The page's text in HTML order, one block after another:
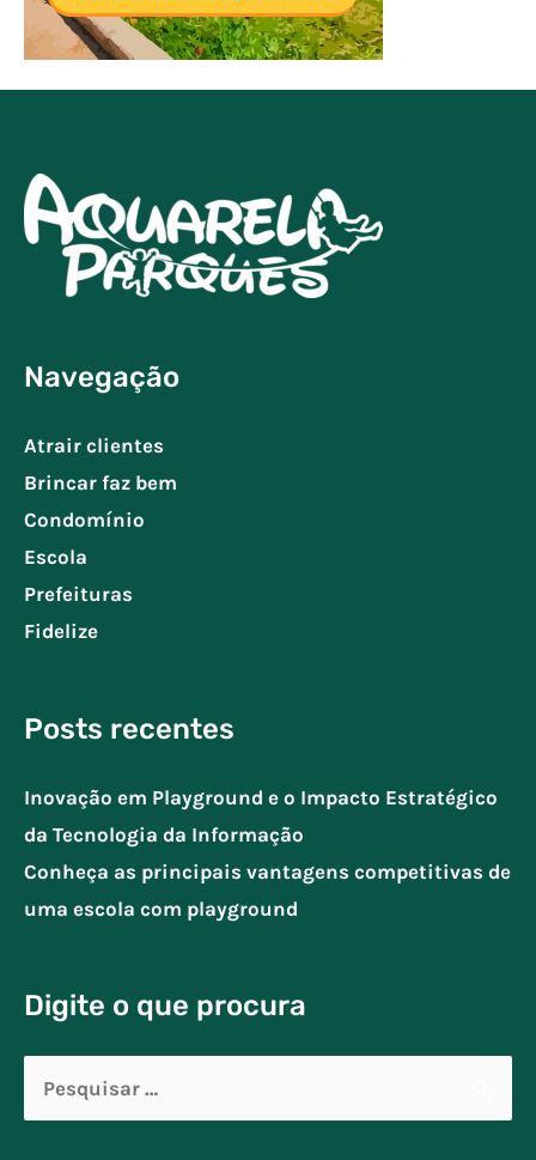
Navegação
Atrair clientes
Brincar faz bem
Condomínio
Escola
Prefeituras
Fidelize
Posts recentes
Inovação em Playground e o Impacto Estratégico
da Tecnologia da Informação
Conheça as principais vantagens competitivas de
uma escola com playground
Digite o que procura